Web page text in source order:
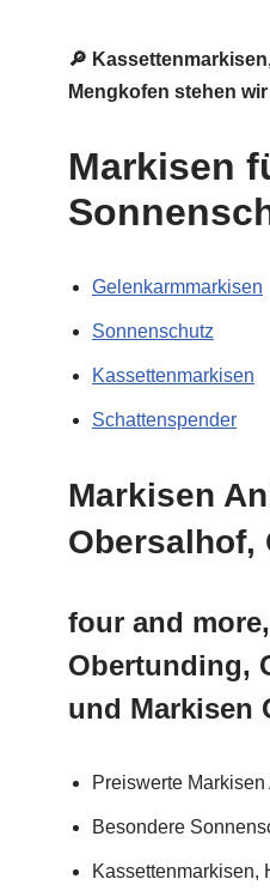
🔎
Mengkofen stehen
Markisen
Gelenkarmmarkisen
Sonnenschutz
Kassettenmarkisen
Schattenspender
Markisen
Obersalhof,
four and
Obertunding,
und Markisen
Preiswerte
Besondere
Kassettenmarkisen,